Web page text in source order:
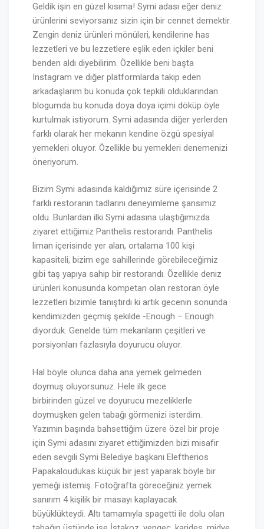
Geldik işin en güzel kısıma! Symi adası eğer deniz
ürünlerini seviyorsanız sizin için bir cennet demektir.
Zengin deniz ürünleri mönüleri, kendilerine has
lezzetleri ve bu lezzetlere eşlik eden içkiler beni
benden aldı diyebilirim. Özellikle beni başta
Instagram ve diğer platformlarda takip eden
arkadaşlarım bu konuda çok tepkili olduklarından
blogumda bu konuda doya doya içimi döküp öyle
kurtulmak istiyorum. Symi adasında diğer yerlerden
farklı olarak her mekanın kendine özgü spesiyal
yemekleri oluyor. Özellikle bu yemekleri denemenizi
öneriyorum.
Bizim Symi adasında kaldığımız süre içerisinde 2
farklı restoranın tadlarını deneyimleme şansımız
oldu. Bunlardan ilki Symi adasına ulaştığımızda
ziyaret ettiğimiz Panthelis restorandı. Panthelis
liman içerisinde yer alan, ortalama 100 kişi
kapasiteli, bizim ege sahillerinde görebileceğimiz
gibi taş yapıya sahip bir restorandı. Özellikle deniz
ürünleri konusunda kompetan olan restoran öyle
lezzetleri bizimle tanıştırdı ki artık gecenin sonunda
kendimizden geçmiş şekilde -Enough – Enough
diyorduk. Genelde tüm mekanların çeşitleri ve
porsiyonları fazlasıyla doyurucu oluyor.
Hal böyle olunca daha ana yemek gelmeden
doymuş oluyorsunuz. Hele ilk gece
birbirinden güzel ve doyurucu mezeliklerle
doymuşken gelen tabağı görmenizi isterdim.
Yazımın başında bahsettiğim üzere özel bir proje
için Symi adasını ziyaret ettiğimizden bizi misafir
eden sevgili Symi Belediye başkanı Eleftherios
Papakaloudukas küçük bir jest yaparak böyle bir
yemeği istemiş. Fotoğrafta göreceğiniz yemek
sanırım 4 kişilik bir masayı kaplayacak
büyüklükteydi. Altı tamamıyla spagetti ile dolu olan